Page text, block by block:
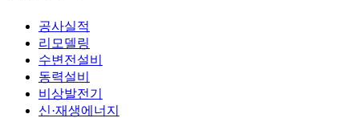
공사실적
리모델링
수변전설비
동력설비
비상발전기
신·재생에너지